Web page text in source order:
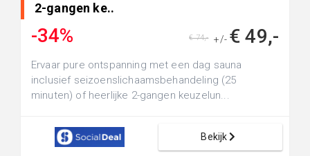
2-gangen ke..
-34% +/- € 49,-
€ 74,-
Ervaar pure ontspanning met een dag sauna
inclusief seizoenslichaamsbehandeling (25
minuten) of heerlijke 2-gangen keuzelun...
Bekijk